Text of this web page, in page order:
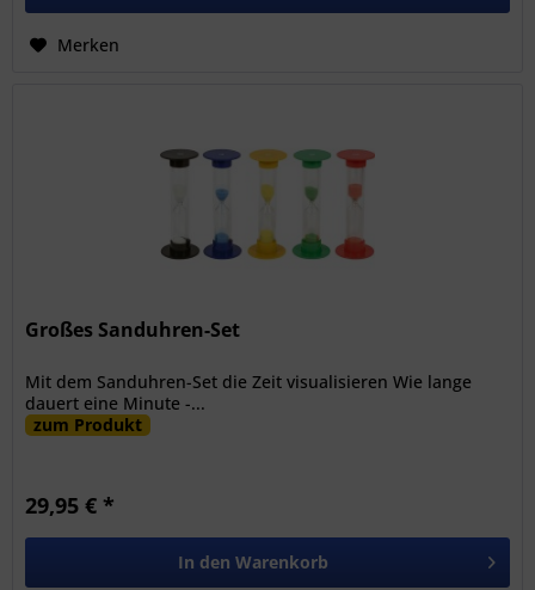
Merken
Großes Sanduhren-Set
Mit dem Sanduhren-Set die Zeit visualisieren Wie lange
dauert eine Minute -...
zum Produkt
29,95 € *
In den Warenkorb